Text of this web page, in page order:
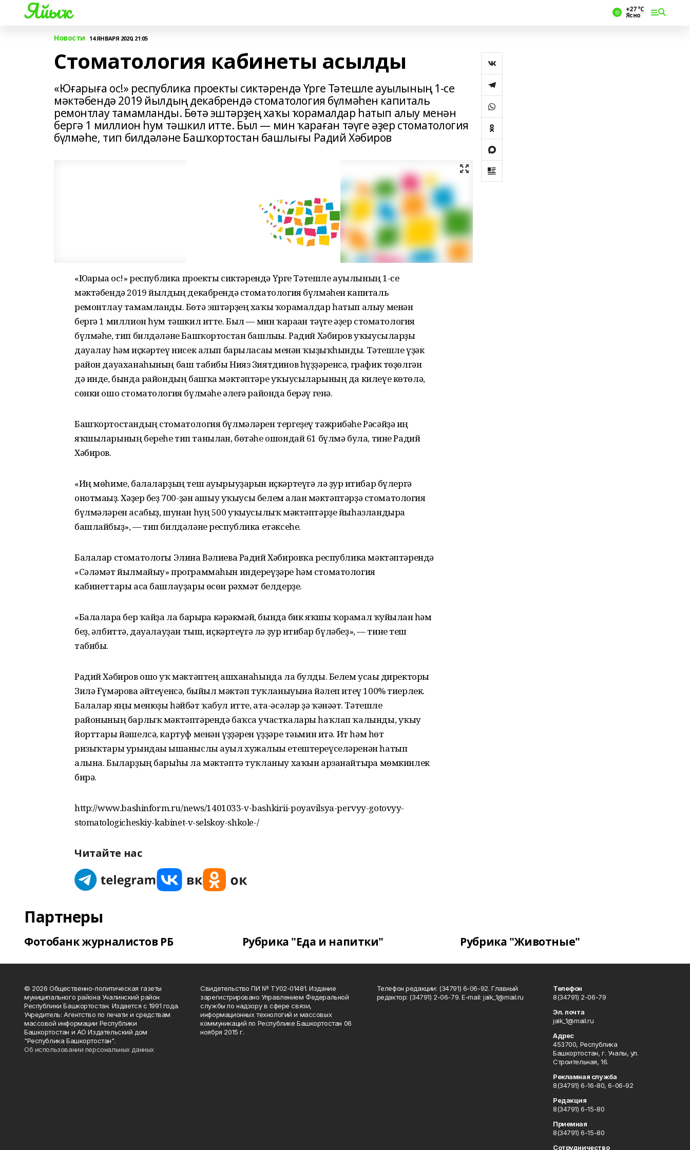
Яйыҡ +27 °С
Ясно
Новости 14 ЯНВАРЯ 2020, 21:05
Стоматология кабинеты асылды
«Юғарыға ос!» республика проекты сиктәрендә Үрге Тәтешле ауылының 1-се
мәктәбендә 2019 йылдың декабрендә стоматология бүлмәһен капиталь
ремонтлау тамамланды. Бөтә эштәрҙең хаҡы ҡорамалдар һатып алыу менән
бергә 1 миллион һум тәшкил итте. Был — мин ҡараған тәүге әҙер стоматология
бүлмәһе, тип билдәләне Башҡортостан башлығы Радий Хәбиров
«Юғарыға ос!» республика проекты сиктәрендә Үрге Тәтешле ауылының 1-се
мәктәбендә 2019 йылдың декабрендә стоматология бүлмәһен капиталь
ремонтлау тамамланды. Бөтә эштәрҙең хаҡы ҡорамалдар һатып алыу менән
бергә 1 миллион һум тәшкил итте. Был — мин ҡараған тәүге әҙер стоматология
бүлмәһе, тип билдәләне Башҡортостан башлығы. Радий Хәбиров уҡыусыларҙы
дауалау һәм иҫкәртеү нисек алып барыласағы менән ҡыҙыҡһынды. Тәтешле үҙәк
район дауаханаһының баш табибы Нияз Зиятдинов һүҙҙәренсә, график төҙөлгән
дә инде, бында райондың башҡа мәктәптәре уҡыусыларының да килеүе көтөлә,
сөнки ошо стоматология бүлмәһе әлегә районда берәү генә.
Башҡортостандың стоматология бүлмәләрен тергеҙеү тәжрибәһе Рәсәйҙә иң
яҡшыларының береһе тип танылған, бөтәһе ошондай 61 бүлмә була, тине Радий
Хәбиров.
«Иң мөһиме, балаларҙың теш ауырыуҙарын иҫкәртеүгә лә ҙур иғтибар бүлергә
онотмағыҙ. Хәҙер беҙ 700-ҙән ашыу уҡыусы белем алған мәктәптәрҙә стоматология
бүлмәләрен асабыҙ, шунан һуң 500 уҡыусылыҡ мәктәптәрҙе йыһазландыра
башлайбыҙ», — тип билдәләне республика етәксеһе.
Балалар стоматологы Элина Вәлиева Радий Хәбировҡа республика мәктәптәрендә
«Сәләмәт йылмайыу» программаһын индереүҙәре һәм стоматология
кабинеттары аса башлауҙары өсөн рәхмәт белдерҙе.
«Балаларға бер ҡайҙа ла барырға кәрәкмәй, бында бик яҡшы ҡорамал ҡуйылған һәм
беҙ, әлбиттә, дауалауҙан тыш, иҫкәртеүгә лә ҙур иғтибар бүләбеҙ», — тине теш
табибы.
Радий Хәбиров ошо уҡ мәктәптең ашханаһында ла булды. Белем усағы директоры
Зилә Ғүмәрова әйтеүенсә, быйыл мәктәп туҡланыуына йәлеп итеү 100% тиерлек.
Балалар яңы менюҙы һәйбәт ҡабул итте, ата-әсәләр ҙә ҡәнәғәт. Тәтешле
районының барлыҡ мәктәптәрендә баҡса участкалары һаҡлап ҡалынды, уҡыу
йорттары йәшелсә, картуф менән үҙҙәрен үҙҙәре тәьмин итә. Ит һәм һөт
ризыҡтары урындағы ышаныслы ауыл хужалығы етештереүселәренән һатып
алына. Быларҙың барыһы ла мәктәптә туҡланыу хаҡын арзанайтырға мөмкинлек
бирә.
http://www.bashinform.ru/news/1401033-v-bashkirii-poyavilsya-pervyy-gotovyy-
stomatologicheskiy-kabinet-v-selskoy-shkole-/
Читайте нас
Партнеры
Фотобанк журналистов РБ Рубрика "Еда и напитки" Рубрика "Животные"
© 2026 Общественно-политическая газеты
муниципального района Учалинский район
Республики Башкортостан. Издается с 1991 года.
Учредитель: Агентство по печати и средствам
массовой информации Республики
Башкортостан и АО Издательский дом
"Республика Башкортостан".
Об использовании персональных данных
Свидетельство ПИ № ТУ02-01481. Издание
зарегистрировано Управлением Федеральной
службы по надзору в сфере связи,
информационных технологий и массовых
коммуникаций по Республике Башкортостан 06
ноября 2015 г.
Телефон редакции: (34791) 6-06-92. Главный
редактор: (34791) 2-06-79. Е-mаil: jaik_1@mail.ru
Телефон
8(34791) 2-06-79
Эл. почта
jaik_1@mail.ru
Адрес
453700, Республика
Башкортостан, г. Учалы, ул.
Строительная, 16.
Рекламная служба
8(34791) 6-16-80, 6-06-92
Редакция
8(34791) 6-15-80
Приемная
8(34791) 6-15-80
Сотрудничество